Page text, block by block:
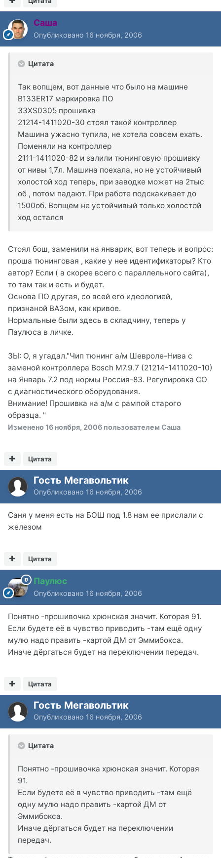
Саша
Опубликовано 16 ноября, 2006
Цитата
Так вопщем, вот данные что было на машине
B133ER17 маркировка ПО
33XS0305 прошивка
21214-1411020-30 стоял такой контроллер
Машина ужасно тупила, не хотела совсем ехать.
Поменяли на контроллер
2111-1411020-82 и залили тюнинговую прошивку
от нивы 1,7л. Машина поехала, но не устойчивый
холостой ход теперь, при заводке может на 2тыс
об , потом падают. При работе подскакивает до
1500об. Вопщем не устойчивый только холостой
ход остался
Стоял бош, заменили на январик, вот теперь и вопрос:
проша тюнинговая , какие у нее идентификаторы? Кто
автор? Если ( а скорее всего с параллельного сайта),
то там так и есть и будет.
Основа ПО другая, со всей его идеологией,
признаной ВАЗом, как кривое.
Нормальные были здесь в складчину, теперь у
Паулюса в личке.
ЗЫ: О, я угадал."Чип тюнинг а/м Шевроле-Нива с
заменой контроллера Bosch M7.9.7 (21214-1411020-10)
на Январь 7.2 под нормы Россия-83. Регулировка СО
с диагностического оборудования.
Внимание! Прошивка на а/м с рампой старого
образца. "
Изменено 16 ноября, 2006 пользователем Саша
Цитата
Гость Мегавольтик
Опубликовано 16 ноября, 2006
Саня у меня есть на БОШ под 1.8 нам ее прислали с
железом
Цитата
Паулюс
Опубликовано 16 ноября, 2006
Понятно -прошивочка хрюнская значит. Которая 91.
Если будете её в чувство приводить -там ещё одну
мулю надо править -картой ДМ от Эммибокса.
Иначе дёргаться будет на переключении передач.
Цитата
Гость Мегавольтик
Опубликовано 16 ноября, 2006
Цитата
Понятно -прошивочка хрюнская значит. Которая
91.
Если будете её в чувство приводить -там ещё
одну мулю надо править -картой ДМ от
Эммибокса.
Иначе дёргаться будет на переключении
передач.